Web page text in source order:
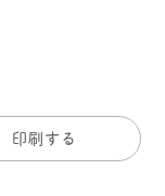
印刷する